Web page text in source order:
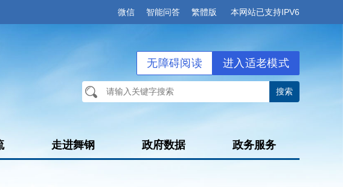
微信 智能问答 繁體版 本网站已支持IPV6
进入适老模式
无障碍阅读
走进舞钢 政府数据 政务服务